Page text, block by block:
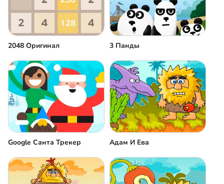
2048 Оригинал 3 Панды
Google Санта Трекер Адам И Ева